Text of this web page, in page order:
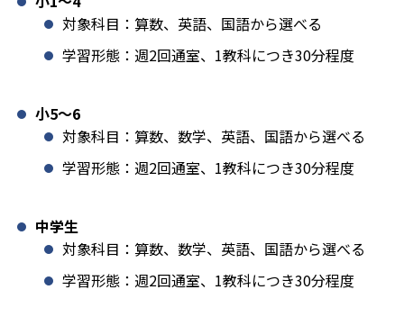
対象科目：算数、英語、国語から選べる
学習形態：週2回通室、1教科につき30分程度
小5〜6
対象科目：算数、数学、英語、国語から選べる
学習形態：週2回通室、1教科につき30分程度
中学生
対象科目：算数、数学、英語、国語から選べる
学習形態：週2回通室、1教科につき30分程度